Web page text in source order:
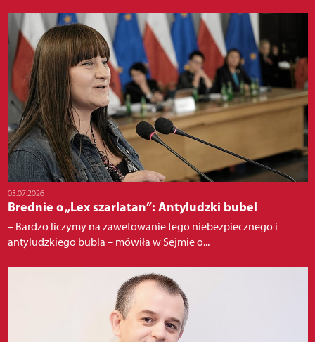
03.07.2026
Brednie o „Lex szarlatan”: Antyludzki bubel
– Bardzo liczymy na zawetowanie tego niebezpiecznego i
antyludzkiego bubla – mówiła w Sejmie o...